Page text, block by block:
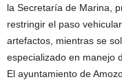
la Secretaría de Marina,
restringir el paso
artefactos, mientras se
especializado en manejo
El ayuntamiento de